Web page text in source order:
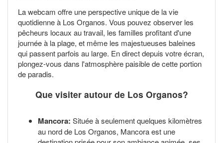
La webcam offre une perspective unique de la vie
quotidienne à Los Organos. Vous pouvez observer les
pêcheurs locaux au travail, les familles profitant d'une
journée à la plage, et même les majestueuses baleines
qui passent parfois au large. En direct depuis votre écran,
plongez-vous dans l'atmosphère paisible de cette portion
de paradis.
Que visiter autour de Los Organos?
Mancora: Située à seulement quelques kilomètres
au nord de Los Organos, Mancora est une